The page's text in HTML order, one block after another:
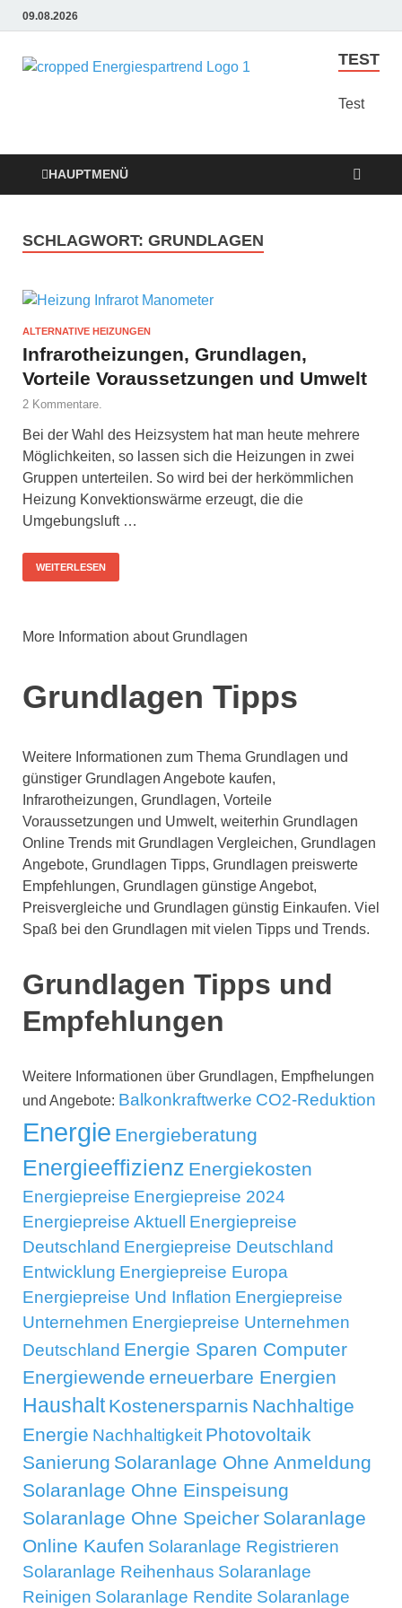
09.08.2026
Energie
Trend
Angebote sindt der
TEST
Test
HAUPTMENÜ
SCHLAGWORT: GRUNDLAGEN
ALTERNATIVE HEIZUNGEN
Infrarotheizungen, Grundlagen,
Vorteile Voraussetzungen und Umwelt
2 Kommentare.
Bei der Wahl des Heizsystem hat man heute mehrere
Möglichkeiten, so lassen sich die Heizungen in zwei
Gruppen unterteilen. So wird bei der herkömmlichen
Heizung Konvektionswärme erzeugt, die die
Umgebungsluft …
WEITERLESEN
More Information about Grundlagen
Grundlagen Tipps
Weitere Informationen zum Thema Grundlagen und
günstiger Grundlagen Angebote kaufen,
Infrarotheizungen, Grundlagen, Vorteile
Voraussetzungen und Umwelt, weiterhin Grundlagen
Online Trends mit Grundlagen Vergleichen, Grundlagen
Angebote, Grundlagen Tipps, Grundlagen preiswerte
Empfehlungen, Grundlagen günstige Angebot,
Preisvergleiche und Grundlagen günstig Einkaufen. Viel
Spaß bei den Grundlagen mit vielen Tipps und Trends.
Grundlagen Tipps und
Empfehlungen
Weitere Informationen über Grundlagen, Empfhelungen
und Angebote: Balkonkraftwerke CO2-Reduktion
Energie Energieberatung
Energieeffizienz Energiekosten
Energiepreise Energiepreise 2024
Energiepreise Aktuell
Energiepreise
Deutschland Energiepreise Deutschland
Entwicklung Energiepreise Europa
Energiepreise Und Inflation Energiepreise
Unternehmen Energiepreise Unternehmen
Deutschland Energie Sparen Computer
Energiewende erneuerbare Energien
Haushalt Kostenersparnis Nachhaltige
Energie Nachhaltigkeit Photovoltaik
Sanierung Solaranlage Ohne Anmeldung
Solaranlage Ohne Einspeisung
Solaranlage Ohne Speicher Solaranlage
Online Kaufen Solaranlage Registrieren
Solaranlage Reihenhaus Solaranlage
Reinigen Solaranlage Rendite Solaranlage